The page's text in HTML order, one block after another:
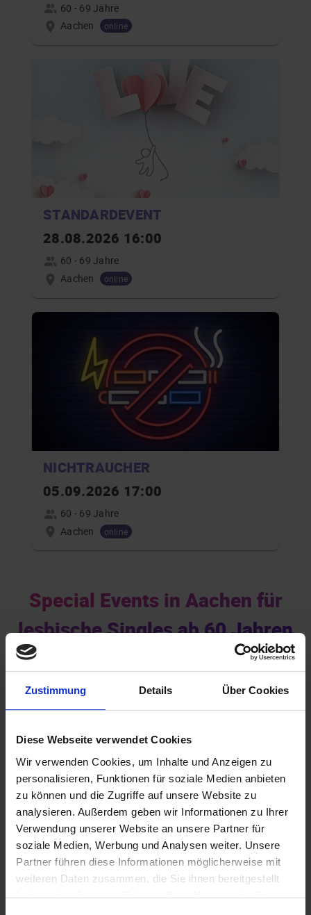
Zustimmung Details Über Cookies
Diese Webseite verwendet Cookies
Wir verwenden Cookies, um Inhalte und Anzeigen zu
personalisieren, Funktionen für soziale Medien anbieten
zu können und die Zugriffe auf unsere Website zu
analysieren. Außerdem geben wir Informationen zu Ihrer
Verwendung unserer Website an unsere Partner für
soziale Medien, Werbung und Analysen weiter. Unsere
Partner führen diese Informationen möglicherweise mit
weiteren Daten zusammen, die Sie ihnen bereitgestellt
haben oder die sie im Rahmen Ihrer Nutzung der Dienste
60 - 69 Jahre
Aachen
online
STANDARDEVENT
28.08.2026 16:00
60 - 69 Jahre
Aachen
online
NICHTRAUCHER
05.09.2026 17:00
60 - 69 Jahre
Aachen
online
Special Events in Aachen für
lesbische Singles ab 60 Jahren
Akademiker